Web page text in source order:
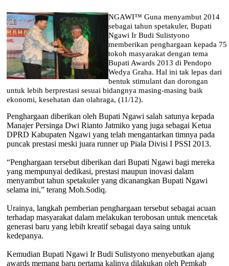
NGAWI™ Guna menyambut 2014
sebagai tahun spetakuler, Bupati
Ngawi Ir Budi Sulistyono
memberikan penghargaan kepada 75
tokoh masyarakat dengan tema
Bupati Awards 2013 di Pendopo
Wedya Graha. Hal ini tak lepas dari
bentuk stimulant dan dorongan
untuk lebih berprestasi sesuai bidangnya masing-masing baik
ekonomi, kesehatan dan olahraga, (11/12).
Penghargaan diberikan oleh Bupati Ngawi salah satunya kepada
Manajer Persinga Dwi Rianto Jatmiko yang juga sebagai Ketua
DPRD Kabupaten Ngawi yang telah mengantarkan timnya pada
puncak prestasi meski juara runner up Piala Divisi I PSSI 2013.
“Penghargaan tersebut diberikan dari Bupati Ngawi bagi mereka
yang mempunyai dedikasi, prestasi maupun inovasi dalam
menyambut tahun spetakuler yang dicanangkan Bupati Ngawi
selama ini,” terang Moh.Sodiq.
Urainya, langkah pemberian penghargaan tersebut sebagai acuan
terhadap masyarakat dalam melakukan terobosan untuk mencetak
generasi baru yang lebih kreatif sebagai daya saing untuk
kedepanya.
Kemudian Bupati Ngawi Ir Budi Sulistyono menyebutkan ajang
awards memang baru pertama kalinya dilakukan oleh Pemkab